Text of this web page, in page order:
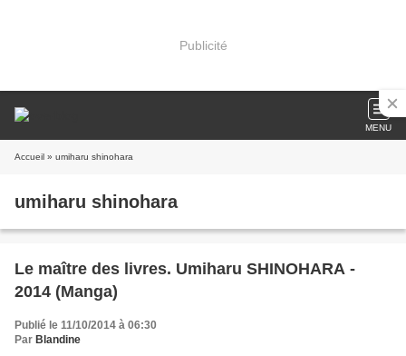
Publicité
MENU
Accueil » umiharu shinohara
umiharu shinohara
Le maître des livres. Umiharu SHINOHARA -
2014 (Manga)
Publié le 11/10/2014 à 06:30
Par Blandine